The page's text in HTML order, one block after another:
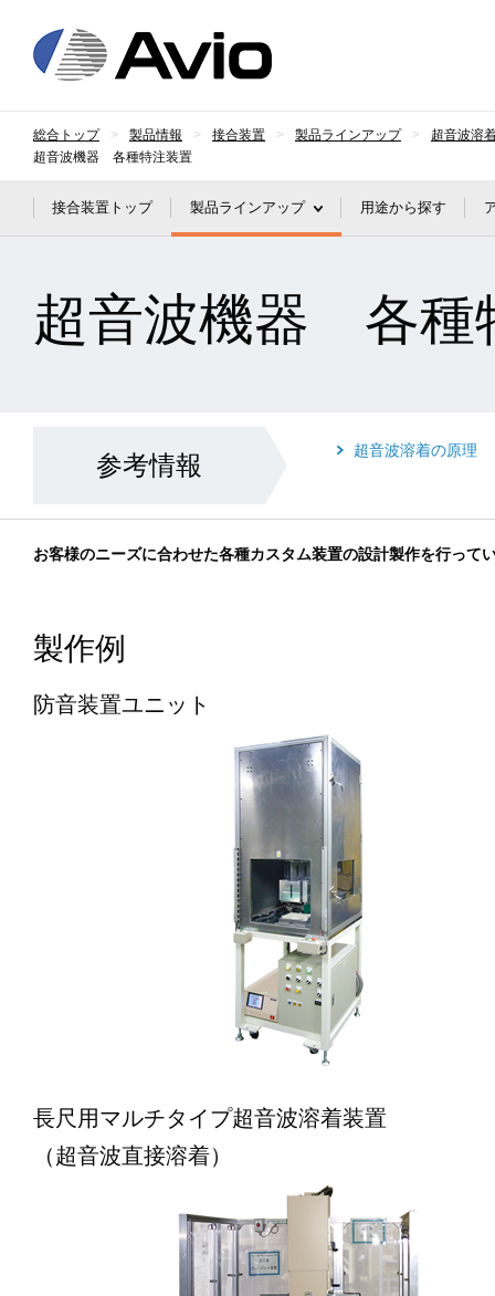
総合トップ 製品情報 接合装置 製品ラインアップ
超音波溶
超音波機器 各種特注装置
接合装置トップ 製品ラインアップ 用途から探す
超音波機器 各種
参考情報 超音波溶着の原理
お客様のニーズに合わせた各種カスタム装置の設計製作を行って
製作例
防音装置ユニット
長尺用マルチタイプ超音波溶着装置
（超音波直接溶着）